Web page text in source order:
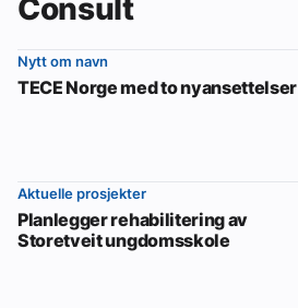
Consult
Nytt om navn
TECE Norge med to nyansettelser
Aktuelle prosjekter
Planlegger rehabilitering av
Storetveit ungdomsskole